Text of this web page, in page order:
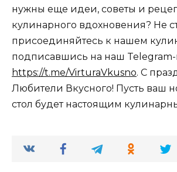
нужны еще идеи, советы и
кулинарного вдохновения? Не
присоединяйтесь к нашем
подписавшись на наш Telegram-
https://t.me/VirturaVkusno. С
Любители Вкусного! Пусть ваш
стол будет настоящим